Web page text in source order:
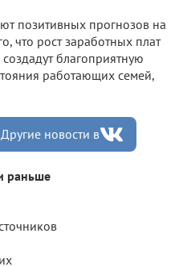
позитивных прогнозов на
что рост заработных плат
благоприятную
работающих семей,
Другие новости в
раньше